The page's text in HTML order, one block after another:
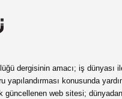
dergisinin amacı; iş dünyası
yapılandırması konusunda
güncellenen web sitesi;